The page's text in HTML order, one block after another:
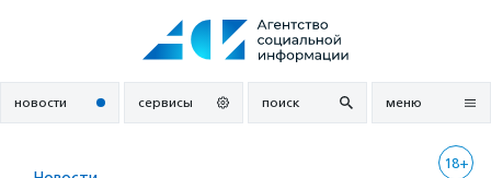
новости сервисы поиск меню
18+